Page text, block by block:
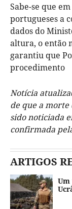
Sabe-se que
portugueses a
dados do
altura, o então
garantiu que
procedimento
Notícia
de que a morte
sido noticiada
confirmada
ARTIGOS